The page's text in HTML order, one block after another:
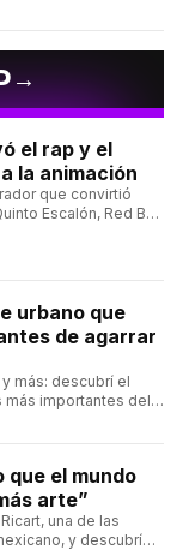
→
el rap y el
la animación
que convirtió
Escalón, Red Bull
urbano que
de agarrar
más: descubrí el
importantes del
que el mundo
arte”
una de las
y descubrí